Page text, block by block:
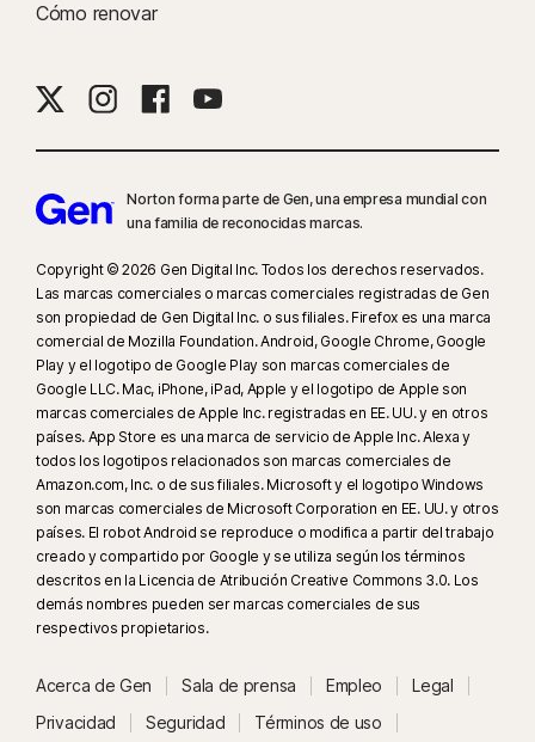
Cómo renovar
Norton forma parte de Gen, una empresa mundial con
una familia de reconocidas marcas.
Copyright © 2026 Gen Digital Inc. Todos los derechos reservados.
Las marcas comerciales o marcas comerciales registradas de Gen
son propiedad de Gen Digital Inc. o sus filiales. Firefox es una marca
comercial de Mozilla Foundation. Android, Google Chrome, Google
Play y el logotipo de Google Play son marcas comerciales de
Google LLC. Mac, iPhone, iPad, Apple y el logotipo de Apple son
marcas comerciales de Apple Inc. registradas en EE. UU. y en otros
países. App Store es una marca de servicio de Apple Inc. Alexa y
todos los logotipos relacionados son marcas comerciales de
Amazon.com, Inc. o de sus filiales. Microsoft y el logotipo Windows
son marcas comerciales de Microsoft Corporation en EE. UU. y otros
países. El robot Android se reproduce o modifica a partir del trabajo
creado y compartido por Google y se utiliza según los términos
descritos en la Licencia de Atribución Creative Commons 3.0. Los
demás nombres pueden ser marcas comerciales de sus
respectivos propietarios.
Acerca de Gen Sala de prensa Empleo
Legal
Privacidad
Seguridad Términos de uso